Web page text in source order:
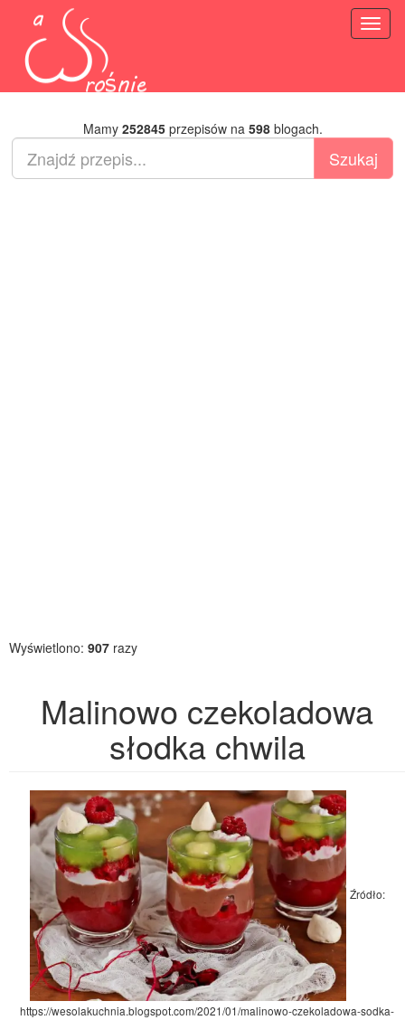
Mamy 252845przepisów na 598blogach.
Wyświetlono: 907 razy
Malinowo czekoladowa
słodka chwila
Źródło:
https://wesolakuchnia.blogspot.com/2021/01/malinowo-czekoladowa-sodka-